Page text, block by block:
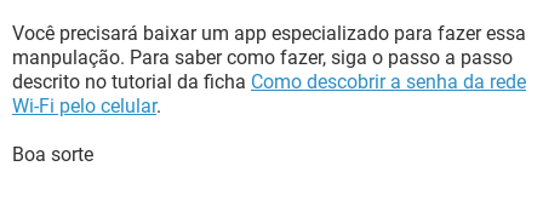
Você precisará baixar um app especializado para fazer essa
manpulação. Para saber como fazer, siga o passo a passo
descrito no tutorial da ficha Como descobrir a senha da rede
Wi-Fi pelo celular.
Boa sorte